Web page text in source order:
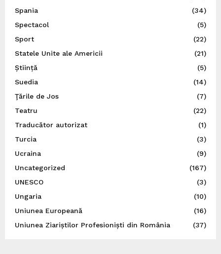
Spania
(34)
Spectacol
(5)
Sport
(22)
Statele Unite ale Americii
(21)
Știință
(5)
Suedia
(14)
Ţările de Jos
(7)
Teatru
(22)
Traducător autorizat
(1)
Turcia
(3)
Ucraina
(9)
Uncategorized
(167)
UNESCO
(3)
Ungaria
(10)
Uniunea Europeană
(16)
Uniunea Ziariștilor Profesioniști din România
(37)